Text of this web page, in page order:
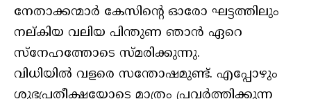
നേതാക്കന്മാർ കേസിന്റെ ഓരോ ഘട്ടത്തിലും
നല്കിയ വലിയ പിന്തുണ ഞാൻ ഏറെ
സ്‌നേഹത്തോടെ സ്മരിക്കുന്നു.
വിധിയിൽ വളരെ സന്തോഷമുണ്ട്. എപ്പോഴും
ശുഭപ്രതീക്ഷയോടെ മാത്രം പ്രവർത്തിക്കുന്ന